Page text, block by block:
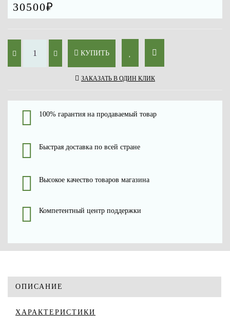
30500₽
КУПИТЬ
ЗАКАЗАТЬ В ОДИН КЛИК
100% гарантия на продаваемый товар
Быстрая доставка по всей стране
Высокое качество товаров магазина
Компетентный центр поддержки
ОПИСАНИЕ
ХАРАКТЕРИСТИКИ